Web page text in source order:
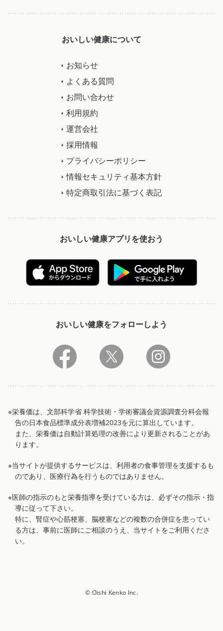
おいしい健康について
お知らせ
よくある質問
お問い合わせ
利用規約
運営会社
採用情報
プライバシーポリシー
情報セキュリティ基本方針
特定商取引法に基づく表記
おいしい健康アプリを使おう
おいしい健康をフォローしよう
※栄養価は、文部科学省 科学技術・学術審議会資源調査分科会報
告の日本食品標準成分表増補2023を元に算出しています。
また、栄養価は自動計算処理の改善により更新されることがあ
ります。
※当サイトが提供するサービスは、利用者の食事管理を支援するも
のであり、医療行為を行うものではありません。
※医師の指示のもと栄養指導を受けている方は、必ずその指示・指
導に従って下さい。
特に、腎症や心筋梗塞、脳梗塞などの複数の合併症を患ってい
る方は、事前に医師にご相談のうえ、当サイトをご利用くださ
い。
© Oishi Kenko Inc.